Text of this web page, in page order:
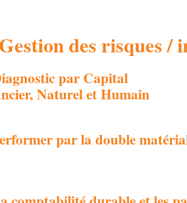
Gestion des risques
par Capital
Naturel et Humain
par la double